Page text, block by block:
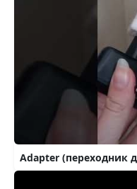
Adapter (переходник